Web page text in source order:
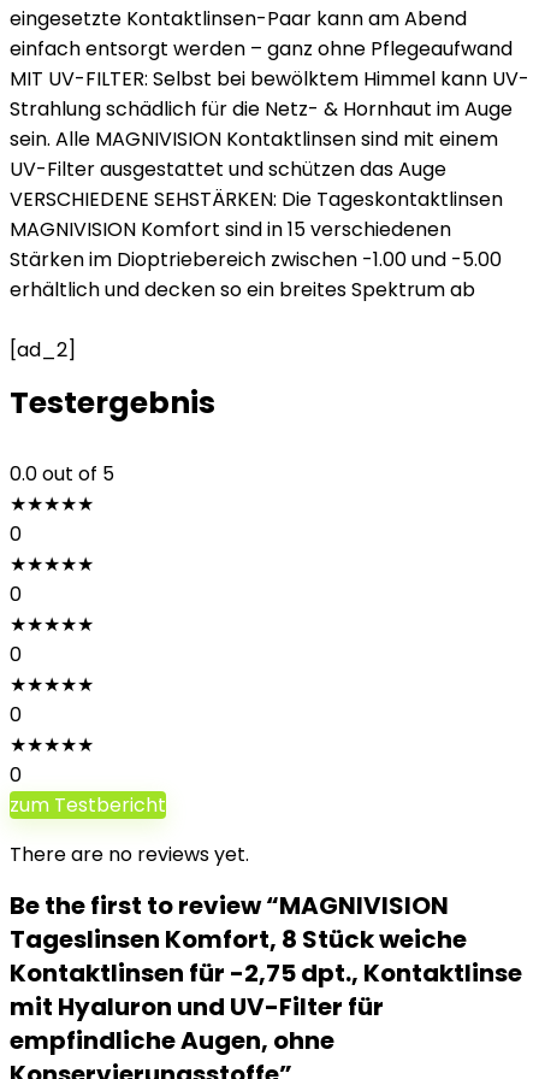
eingesetzte Kontaktlinsen-Paar kann am Abend
einfach entsorgt werden – ganz ohne Pflegeaufwand
MIT UV-FILTER: Selbst bei bewölktem Himmel kann UV-
Strahlung schädlich für die Netz- & Hornhaut im Auge
sein. Alle MAGNIVISION Kontaktlinsen sind mit einem
UV-Filter ausgestattet und schützen das Auge
VERSCHIEDENE SEHSTÄRKEN: Die Tageskontaktlinsen
MAGNIVISION Komfort sind in 15 verschiedenen
Stärken im Dioptriebereich zwischen -1.00 und -5.00
erhältlich und decken so ein breites Spektrum ab
[ad_2]
Testergebnis
0.0out of 5
★★★★★
0
★★★★★
0
★★★★★
0
★★★★★
0
★★★★★
0
zum Testbericht
There are no reviews yet.
Be the first to review “MAGNIVISION
Tageslinsen Komfort, 8 Stück weiche
Kontaktlinsen für -2,75 dpt., Kontaktlinse
mit Hyaluron und UV-Filter für
empfindliche Augen, ohne